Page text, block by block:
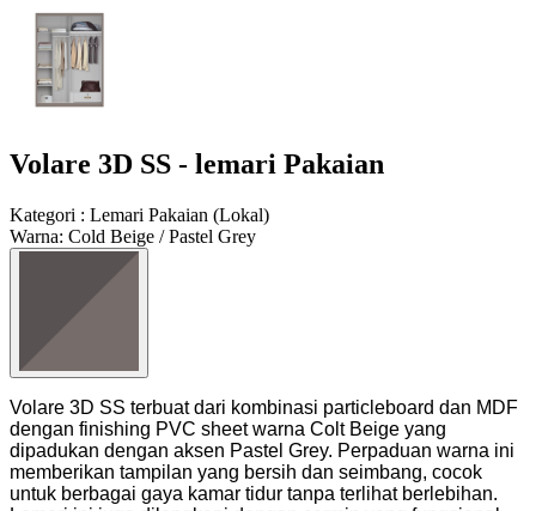
Volare 3D SS - lemari Pakaian
Kategori : Lemari Pakaian (Lokal)
Warna: Cold Beige / Pastel Grey
Volare 3D SS terbuat dari kombinasi particleboard dan MDF
dengan finishing PVC sheet warna Colt Beige yang
dipadukan dengan aksen Pastel Grey. Perpaduan warna ini
memberikan tampilan yang bersih dan seimbang, cocok
untuk berbagai gaya kamar tidur tanpa terlihat berlebihan.